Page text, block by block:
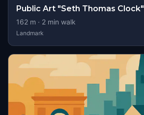
Public Art "Seth Thomas Clock"
162 m · 2 min walk
Landmark